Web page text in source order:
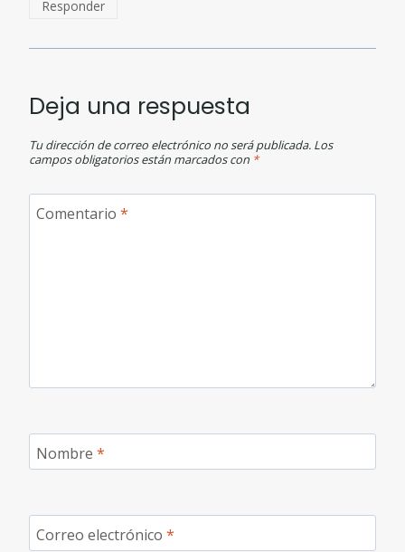
Responder
Deja una respuesta
Tu dirección de correo electrónico no será publicada. Los
campos obligatorios están marcados con *
Comentario *
Nombre *
Correo electrónico *